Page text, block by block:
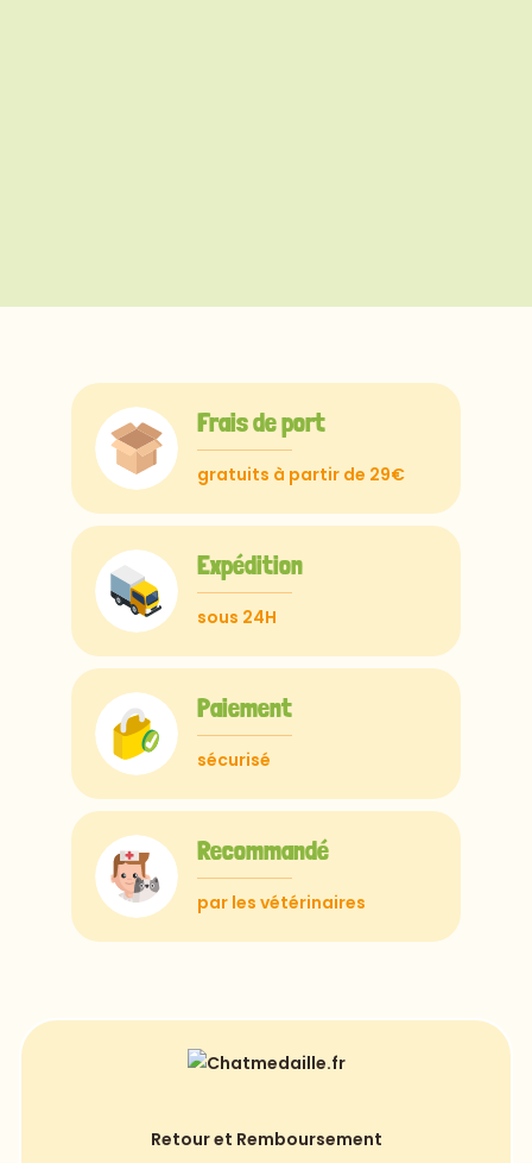
Frais de port
gratuits à partir de 29€
Expédition
sous 24H
Paiement
sécurisé
Recommandé
par les vétérinaires
Retour et Remboursement